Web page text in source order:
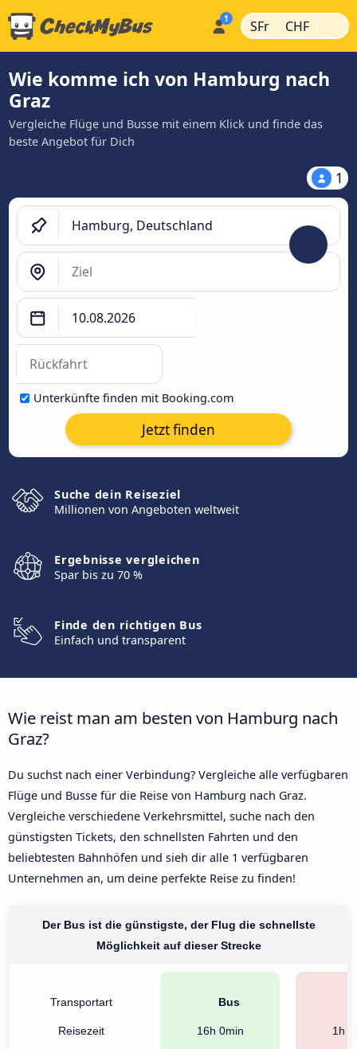
SFr | CHF |
Wie komme ich von Hamburg nach
Graz
Vergleiche Flüge und Busse mit einem Klick und finde das
beste Angebot für Dich
1
Unterkünfte finden mit Booking.com
Jetzt finden
Suche dein Reiseziel
Millionen von Angeboten weltweit
Ergebnisse vergleichen
Spar bis zu 70 %
Finde den richtigen Bus
Einfach und transparent
Wie reist man am besten von Hamburg nach
Graz?
Du suchst nach einer Verbindung? Vergleiche alle verfügbaren
Flüge und Busse für die Reise von Hamburg nach Graz.
Vergleiche verschiedene Verkehrsmittel, suche nach den
günstigsten Tickets, den schnellsten Fahrten und den
beliebtesten Bahnhöfen und sieh dir alle 1 verfügbaren
Unternehmen an, um deine perfekte Reise zu finden!
Der Bus ist die günstigste, der Flug die schnellste
Möglichkeit auf dieser Strecke
Transportart
Reisezeit
Bus
16h 0min 1h